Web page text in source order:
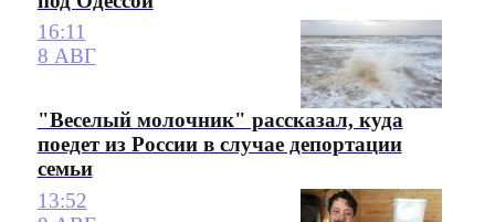
16:11
8 АВГ
"Веселый молочник" рассказал, куда
поедет из России в случае депортации
семьи
13:52